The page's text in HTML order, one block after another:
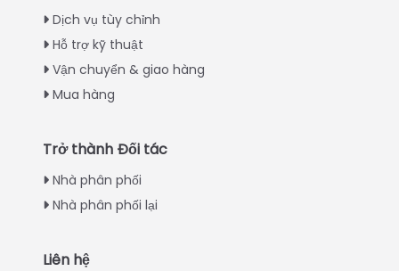
Dịch vụ tùy chỉnh
Hỗ trợ kỹ thuật
Vận chuyển & giao hàng
Mua hàng
Trở thành Đối tác
Nhà phân phối
Nhà phân phối lại
Liên hệKorean
Swahili
Urdu
Greek
Italian